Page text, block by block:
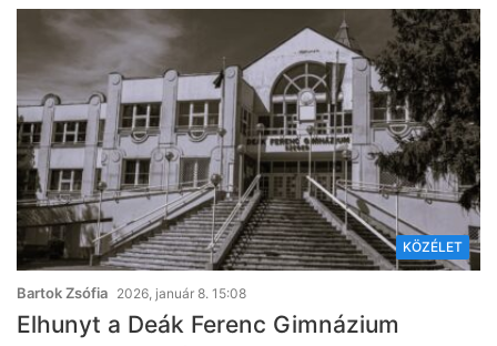
KÖZÉLET
Bartok Zsófia 2026, január 8. 15:08
Elhunyt a Deák Ferenc Gimnázium